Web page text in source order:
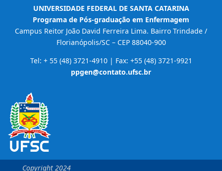
UNIVERSIDADE FEDERAL DE SANTA CATARINA
Programa de Pós-graduação em Enfermagem
Campus Reitor João David Ferreira Lima. Bairro Trindade /
Florianópolis/SC – CEP 88040-900
Tel: + 55 (48) 3721-4910 | Fax: +55 (48) 3721-9921
ppgen@contato.ufsc.br
Copyright 2024